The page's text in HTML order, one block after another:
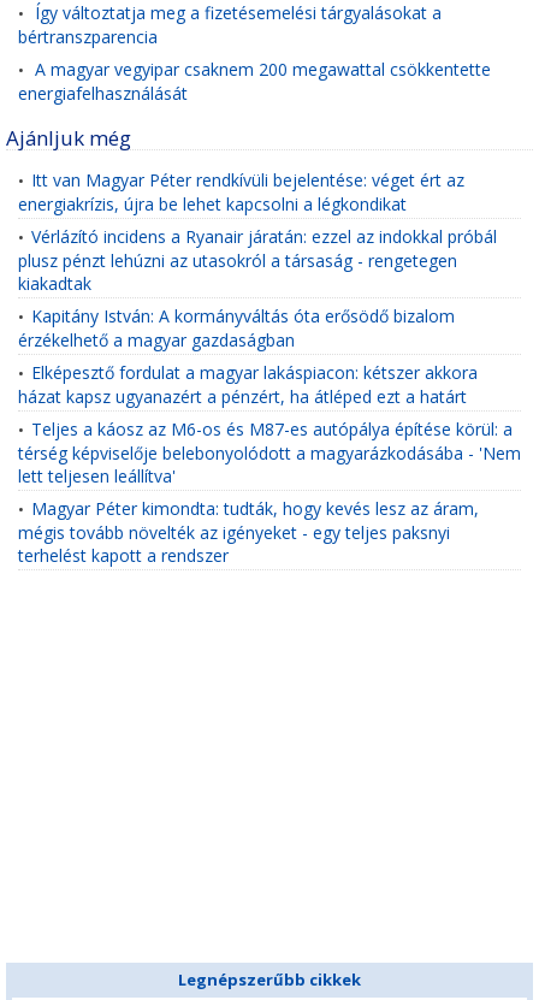
• Így változtatja meg a fizetésemelési tárgyalásokat a
bértranszparencia
• A magyar vegyipar csaknem 200 megawattal csökkentette
energiafelhasználását
Ajánljuk még
• Itt van Magyar Péter rendkívüli bejelentése: véget ért az
energiakrízis, újra be lehet kapcsolni a légkondikat
• Vérlázító incidens a Ryanair járatán: ezzel az indokkal próbál
plusz pénzt lehúzni az utasokról a társaság - rengetegen
kiakadtak
• Kapitány István: A kormányváltás óta erősödő bizalom
érzékelhető a magyar gazdaságban
• Elképesztő fordulat a magyar lakáspiacon: kétszer akkora
házat kapsz ugyanazért a pénzért, ha átléped ezt a határt
• Teljes a káosz az M6-os és M87-es autópálya építése körül: a
térség képviselője belebonyolódott a magyarázkodásába - 'Nem
lett teljesen leállítva'
• Magyar Péter kimondta: tudták, hogy kevés lesz az áram,
mégis tovább növelték az igényeket - egy teljes paksnyi
terhelést kapott a rendszer
Legnépszerűbb cikkek